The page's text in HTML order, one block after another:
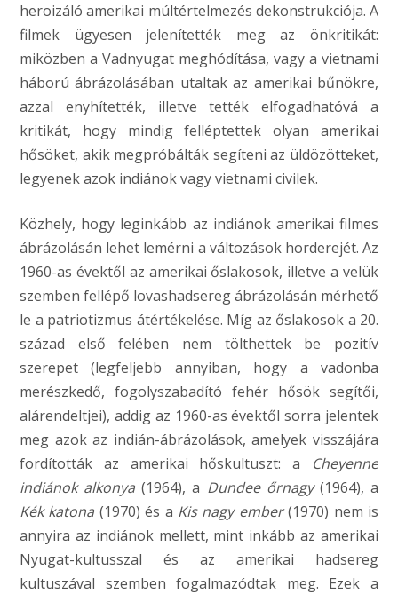
heroizáló amerikai múltértelmezés dekonstrukciója. A
filmek ügyesen jelenítették meg az önkritikát:
miközben a Vadnyugat meghódítása, vagy a vietnami
háború ábrázolásában utaltak az amerikai bűnökre,
azzal enyhítették, illetve tették elfogadhatóvá a
kritikát, hogy mindig felléptettek olyan amerikai
hősöket, akik megpróbálták segíteni az üldözötteket,
legyenek azok indiánok vagy vietnami civilek.
Közhely, hogy leginkább az indiánok amerikai filmes
ábrázolásán lehet lemérni a változások horderejét. Az
1960-as évektől az amerikai őslakosok, illetve a velük
szemben fellépő lovashadsereg ábrázolásán mérhető
le a patriotizmus átértékelése. Míg az őslakosok a 20.
század első felében nem tölthettek be pozitív
szerepet (legfeljebb annyiban, hogy a vadonba
merészkedő, fogolyszabadító fehér hősök segítői,
alárendeltjei), addig az 1960-as évektől sorra jelentek
meg azok az indián-ábrázolások, amelyek visszájára
fordították az amerikai hőskultuszt: a Cheyenne
indiánok alkonya (1964), a Dundee őrnagy (1964), a
Kék katona (1970) és a Kis nagy ember(1970) nem is
annyira az indiánok mellett, mint inkább az amerikai
Nyugat-kultusszal és az amerikai hadsereg
kultuszával szemben fogalmazódtak meg. Ezek a